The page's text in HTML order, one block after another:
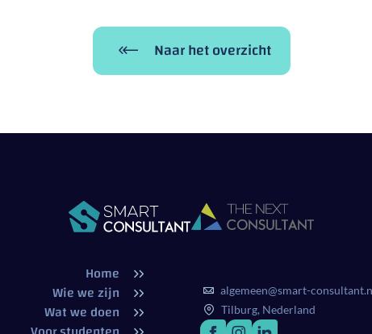
Naar het overzicht
Home
Wie we zijn
Wat we doen
algemeen@smart-
Tilburg, Nederland